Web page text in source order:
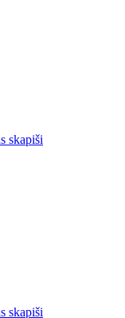
skapiši
skapiši